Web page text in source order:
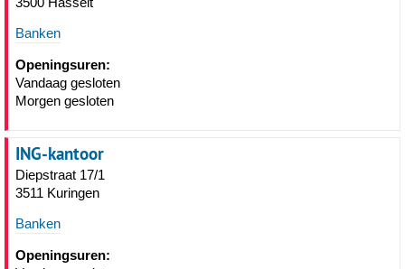
Banken
Openingsuren:
Vandaag gesloten
Morgen gesloten
ING-kantoor
Diepstraat 17/1
3511 Kuringen
Banken
Openingsuren: